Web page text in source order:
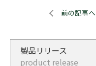
前の記事へ
製品リリース
product release